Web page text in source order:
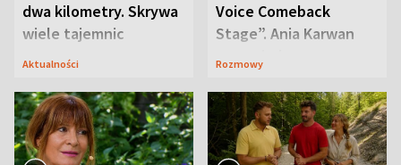
dwa kilometry. Skrywa
wiele tajemnic
Aktualności
Voice Comeback
Stage”. Ania Karwan
zapowiada
Rozmowy